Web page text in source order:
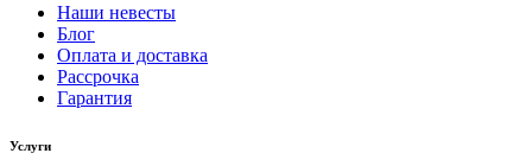
Наши невесты
Блог
Оплата и доставка
Рассрочка
Гарантия
Услуги